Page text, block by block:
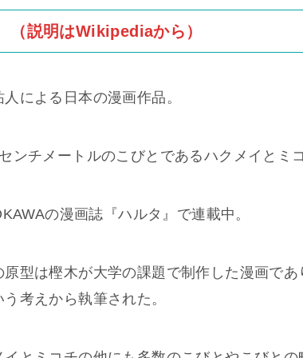
説明はWikipediaから）
による日本の漫画作品。
ンチメートルのこびとであるハクメイとミ
の漫画誌『ハルタ』で連載中。
原型は樫木が大学の課題で制作した漫画で
う考えから執筆された。